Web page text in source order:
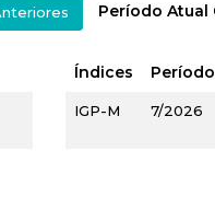
Período Atual
Índices Período
IGP-M 7/2026